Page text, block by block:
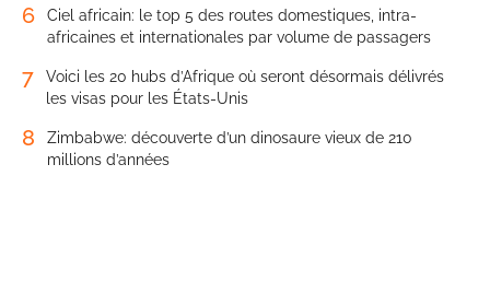
6
Ciel africain: le top 5 des routes domestiques, intra-
africaines et internationales par volume de passagers
7
Voici les 20 hubs d’Afrique où seront désormais délivrés
les visas pour les États-Unis
8
Zimbabwe: découverte d’un dinosaure vieux de 210
millions d’années